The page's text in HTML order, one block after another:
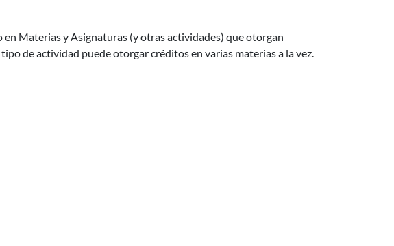
Materias y Asignaturas (y otras actividades) que otorgan
de actividad puede otorgar créditos en varias materias a la vez.